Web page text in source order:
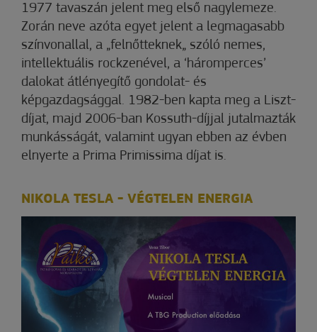
1977 tavaszán jelent meg első nagylemeze.
Zorán neve azóta egyet jelent a legmagasabb
színvonallal, a „felnőtteknek„ szóló nemes,
intellektuális rockzenével, a ‘háromperces’
dalokat átlényegítő gondolat- és
képgazdagsággal. 1982-ben kapta meg a Liszt-
díjat, majd 2006-ban Kossuth-díjjal jutalmazták
munkásságát, valamint ugyan ebben az évben
elnyerte a Prima Primissima díjat is.
NIKOLA TESLA - VÉGTELEN ENERGIA